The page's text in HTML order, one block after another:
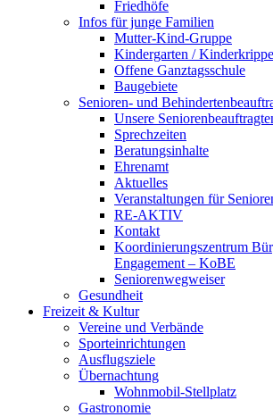
Friedhöfe
Infos für junge Familien
Mutter-Kind-Gruppe
Kindergarten / Kinderkrippe
Offene Ganztagsschule
Baugebiete
Senioren- und
Unsere
Sprechzeiten
Beratungsinhalte
Ehrenamt
Aktuelles
Veranstaltungen für
RE-AKTIV
Kontakt
Koordinierungszentrum
Engagement – KoBE
Seniorenwegweiser
Gesundheit
Freizeit & Kultur
Vereine und Verbände
Sporteinrichtungen
Ausflugsziele
Übernachtung
Wohnmobil-Stellplatz
Gastronomie